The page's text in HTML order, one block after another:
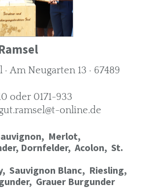
· Am Neugarten 13 · 67489
oder 0171-933
online.de
Merlot,
Dornfelder, Acolon, St.
Sauvignon Blanc, Riesling,
Grauer Burgunder